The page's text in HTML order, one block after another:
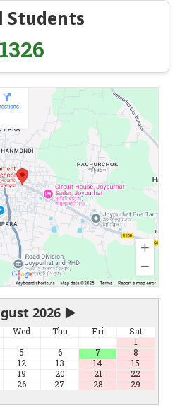
Students
1326
2026 ▶
Wed Thu Fri
Sat
1
5 6 7
8
12 13 14
15
19 20 21
22
26 27 28
29